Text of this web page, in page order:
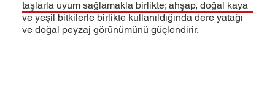
taşlarla uyum sağlamakla birlikte; ahşap, doğal kaya
ve yeşil bitkilerle birlikte kullanıldığında dere yatağı
ve doğal peyzaj görünümünü güçlendirir.